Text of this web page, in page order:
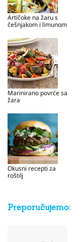
Artičoke na žaru s
češnjakom i limunom
Marinirano povrće sa
žara
Okusni recepti za
roštilj
Preporučujemo: